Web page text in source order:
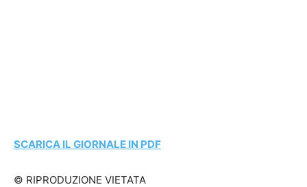
SCARICA IL GIORNALE IN PDF
© RIPRODUZIONE VIETATA